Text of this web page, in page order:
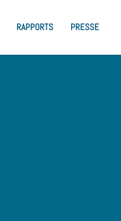
RAPPORTS PRESSE